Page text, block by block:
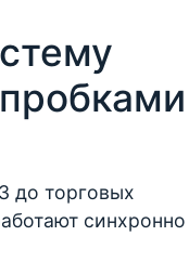
до торговых
синхронно